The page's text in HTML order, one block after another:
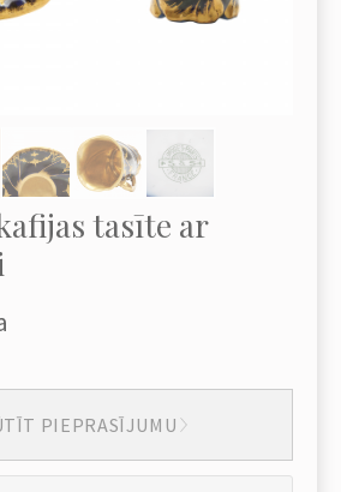
tasīte ar
PIEPRASĪJUMU